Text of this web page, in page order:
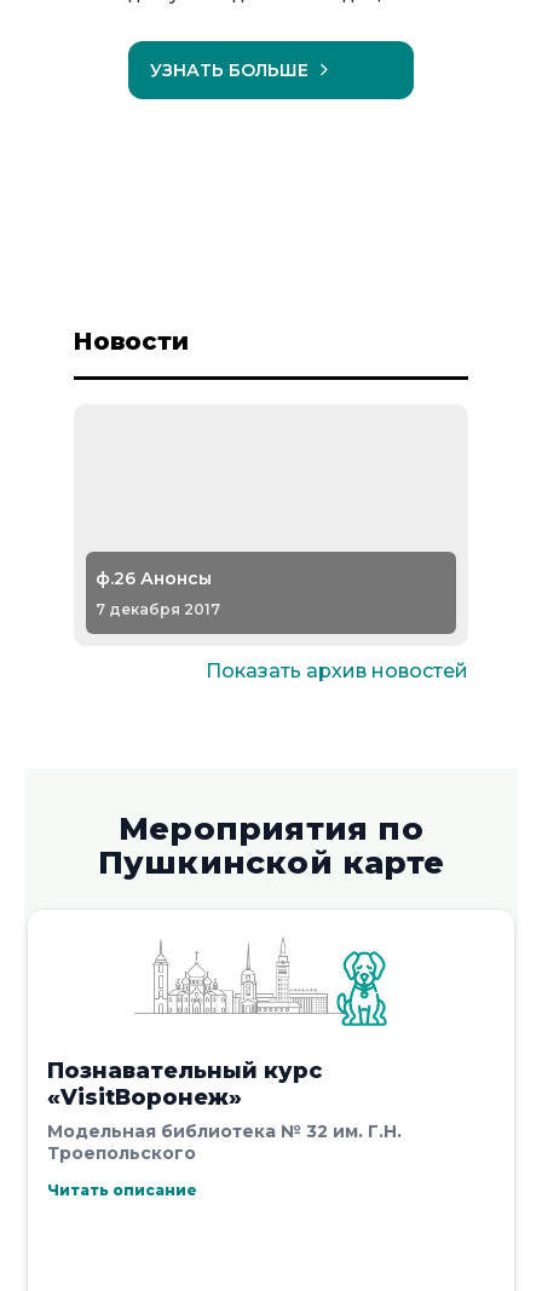
УЗНАТЬ БОЛЬШЕ
Новости
ф.26 Анонсы
7 декабря 2017
Библиотека № 6 - анонсы на январь
7 декабря 2017
толерантности «Как жить в мире и
согласии».
7 декабря 2017
Показать архив новостей
Мероприятия по
Пушкинской карте
Познавательный курс
«VisitВоронеж»
Модельная библиотека № 32 им. Г.Н.
Троепольского
Читать описание